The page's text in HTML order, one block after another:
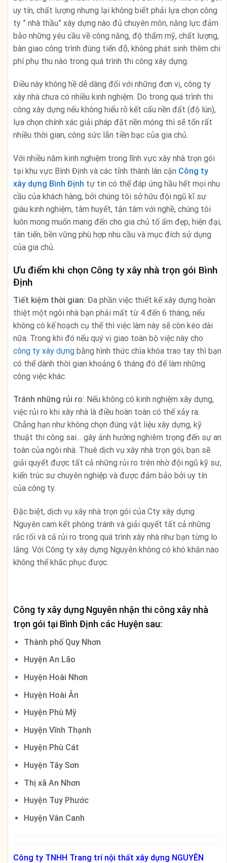
uy tín, chất lượng nhưng lại không biết phải lựa chọn công
ty ” nhà thầu” xây dựng nào đủ chuyên môn, năng lực đảm
bảo những yêu cầu về công năng, độ thẩm mỹ, chất lượng,
bàn giao công trình đúng tiến độ, không phát sinh thêm chi
phí phụ thu nào trong quá trình thi công xây dựng.
Điều này không hề dễ dàng đối với những đơn vị, công ty
xây nhà chưa có nhiều kinh nghiệm. Do trong quá trình thi
công xây dựng nếu không hiểu rõ kết cấu nền đất (độ lún),
lựa chọn chính xác giải pháp đặt nền móng thì sẽ tốn rất
nhiều thời gian, công sức lẫn tiền bạc của gia chủ.
Với nhiều năm kinh nghiệm trong lĩnh vực xây nhà trọn gói
tại khu vực Bình Định và các tỉnh thành lân cận Công ty
xây dựng Bình Định tự tin có thể đáp ứng hầu hết mọi nhu
cầu của khách hàng, bởi chúng tôi sở hữu đội ngũ kĩ sư
giàu kinh nghiệm, tâm huyết, tận tâm với nghề, chúng tôi
luôn mong muốn mang đến cho gia chủ tổ ấm đẹp, hiện đại,
tân tiến, bền vững phù hợp nhu cầu và mục đích sử dụng
của gia chủ.
Ưu điểm khi chọn Công ty xây nhà trọn gói Bình
Định
Tiết kiệm thời gian: Đa phần việc thiết kế xây dựng hoàn
thiệt một ngôi nhà bạn phải mất từ 4 đến 6 tháng, nếu
không có kế hoạch cụ thể thì việc làm này sẽ còn kéo dài
nữa. Trong khi đó nếu quý vị giao toàn bộ việc này cho
công ty xây dựng bằng hình thức chìa khóa trao tay thì bạn
có thể dành thời gian khoảng 6 tháng đó để làm những
công việc khác.
Tránh những rủi ro: Nếu không có kinh nghiệm xây dựng,
việc rủi ro khi xây nhà là điều hoàn toàn có thể xảy ra.
Chẳng hạn như không chọn đúng vật liệu xây dựng, kỹ
thuật thi công sai… gây ảnh hưởng nghiêm trọng đến sự an
toàn của ngôi nhà. Thuê dịch vụ xây nhà trọn gói, bạn sẽ
giải quyết được tất cả những rủi ro trên nhờ đội ngũ kỹ sư,
kiến trúc sư chuyên nghiệp và được đảm bảo bởi uy tín
của công ty.
Đặc biệt, dịch vụ xây nhà trọn gói của Cty xây dựng
Nguyên cam kết phòng tránh và giải quyết tất cả những
rắc rối và cả rủi ro trong quá trình xây nhà như bạn từng lo
lắng. Với Công ty xây dựng Nguyên không có khó khăn nào
không thể khắc phục được.
Công ty xây dựng Nguyên nhận thi công xây nhà
trọn gói tại Bình Định các Huyện sau:
Thành phố Quy Nhơn
Huyện An Lão
Huyện Hoài Nhơn
Huyện Hoài Ân
Huyện Phù Mỹ
Huyện Vĩnh Thạnh
Huyện Phù Cát
Huyện Tây Sơn
Thị xã An Nhơn
Huyện Tuy Phước
Huyện Vân Canh
Công ty TNHH Trang trí nội thất xây dựng NGUYÊN